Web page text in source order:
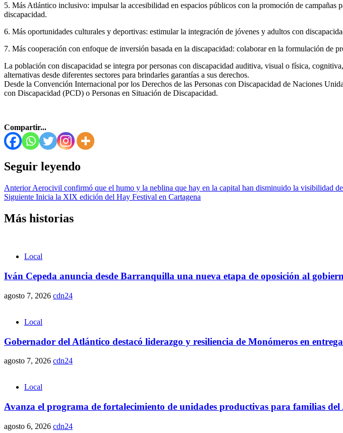
5. Más Atlántico inclusivo: impulsar la accesibilidad en espacios públicos con la promoción de
discapacidad.
6. Más oportunidades culturales y deportivas: estimular la integración de jóvenes y adultos con
7. Más cooperación con enfoque de inversión basada en la discapacidad: colaborar en la formulación de
La población con discapacidad se integra por personas con discapacidad auditiva, visual o física,
alternativas desde diferentes sectores para brindarles garantías a sus derechos.
Desde la Convención Internacional por los Derechos de las Personas con Discapacidad de Naciones
con Discapacidad (PCD) o Personas en Situación de Discapacidad.
Compartir...
Seguir leyendo
AnteriorAerocivil confirmó que el humo y la neblina que hay en la capital han disminuido la visibilidad
Siguiente Inicia la XIX edición del Hay Festival en Cartagena
Más historias
Local
Iván Cepeda anuncia desde Barranquilla una nueva etapa de oposición al
agosto 7, 2026 cdn24
Local
Gobernador del Atlántico destacó liderazgo y resiliencia de Monómeros en
agosto 7, 2026 cdn24
Local
Avanza el programa de fortalecimiento de unidades productivas para familias
agosto 6, 2026 cdn24